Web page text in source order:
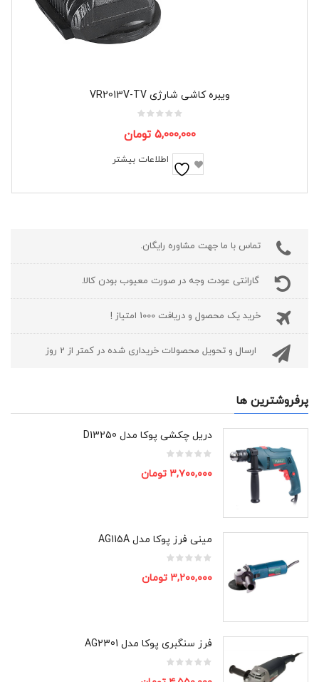
تماس با ما جهت مشاوره رایگان.
گارانتی عودت وجه در صورت معیوب بودن کالا.
خرید یک محصول و دریافت 1000 امتیاز !
ارسال و تحویل محصولات خریداری شده در کمتر از 2 روز
پرفروشترین ها
دریل چکشی پوکا مدل D13250
۳,۷۰۰,۰۰۰ تومان
مینی فرز پوکا مدل AG115A
۳,۲۰۰,۰۰۰ تومان
فرز سنگبری پوکا مدل AG2301
ویبره کاشی شارژی VR2013V-TV
۵,۰۰۰,۰۰۰ تومان
اطلاعات بیشتر